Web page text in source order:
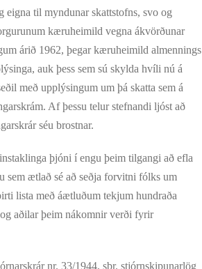
til myndunar skattstofns, svo og
kæruheimild vegna ákvörðunar
árið 1962, þegar kæruheimild almennings
auk þess sem sú skylda hvíli nú á
með upplýsingum um þá skatta sem á
Af þessu telur stefnandi ljóst að
séu brostnar.
þjóni í engu þeim tilgangi að efla
sem ætlað sé að seðja forvitni fólks um
lista með áætluðum tekjum hundraða
aðilar þeim nákomnir verði fyrir
nr. 33/1944, sbr. stjórnskipunarlög